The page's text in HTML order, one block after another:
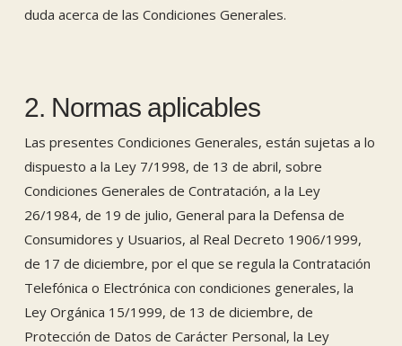
duda acerca de las Condiciones Generales.
2. Normas aplicables
Las presentes Condiciones Generales, están sujetas a lo
dispuesto a la Ley 7/1998, de 13 de abril, sobre
Condiciones Generales de Contratación, a la Ley
26/1984, de 19 de julio, General para la Defensa de
Consumidores y Usuarios, al Real Decreto 1906/1999,
de 17 de diciembre, por el que se regula la Contratación
Telefónica o Electrónica con condiciones generales, la
Ley Orgánica 15/1999, de 13 de diciembre, de
Protección de Datos de Carácter Personal, la Ley